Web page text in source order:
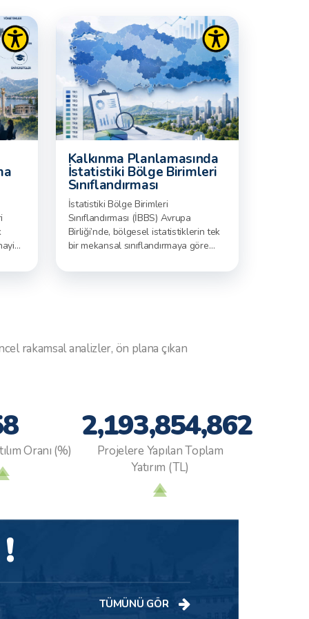
Kalkınma Planlamasında
İstatistiki Bölge Birimleri
Sınıflandırması
İstatistiki Bölge Birimleri
Sınıflandırması (İBBS) Avrupa
Birliği’nde, bölgesel istatistiklerin tek
bir mekansal sınıflandırmaya göre
Topluluğu İstatistik Ofisi (Eurostat)
rakamsal analizler, ön plana çıkan
Oranı (%)
2,193,854,862
Projelere Yapılan Toplam
Yatırım (TL)
TÜMÜNÜ GÖR